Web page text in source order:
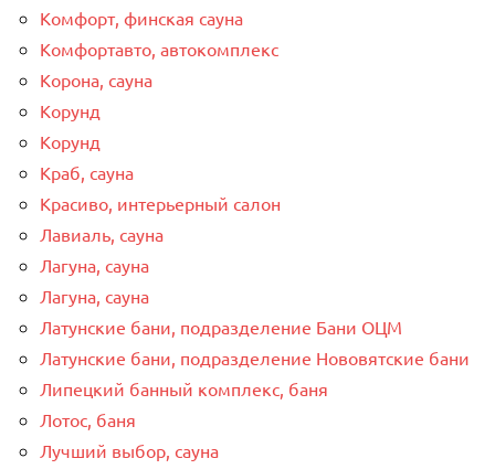
Комфорт, финская сауна
Комфортавто, автокомплекс
Корона, сауна
Корунд
Корунд
Краб, сауна
Красиво, интерьерный салон
Лавиаль, сауна
Лагуна, сауна
Лагуна, сауна
Латунские бани, подразделение Бани ОЦМ
Латунские бани, подразделение Нововятские бани
Липецкий банный комплекс, баня
Лотос, баня
Лучший выбор, сауна